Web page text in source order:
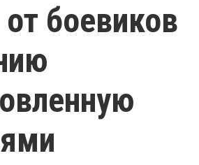
боевиков